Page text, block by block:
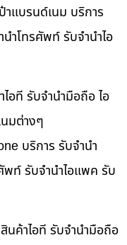
าแบรนด์เนม บริการ
ำโทรศัพท์ รับจำนำไอ
อที รับจำนำมือถือ ไอ
มต่างๆ
บริการ รับจำนำ
พท์ รับจำนำไอแพค รับ
นค้าไอที รับจำนำมือถือ